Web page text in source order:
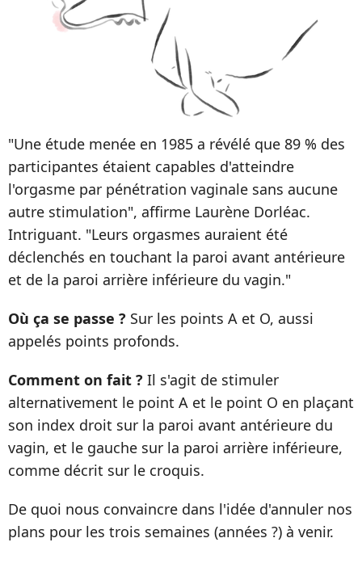
"Une étude menée en 1985 a révélé que 89 % des
participantes étaient capables d'atteindre
l'orgasme par pénétration vaginale sans aucune
autre stimulation", affirme Laurène Dorléac.
Intriguant. "Leurs orgasmes auraient été
déclenchés en touchant la paroi avant antérieure
et de la paroi arrière inférieure du vagin."
Où ça se passe ? Sur les points A et O, aussi
appelés points profonds.
Comment on fait ? Il s'agit de stimuler
alternativement le point A et le point O en plaçant
son index droit sur la paroi avant antérieure du
vagin, et le gauche sur la paroi arrière inférieure,
comme décrit sur le croquis.
De quoi nous convaincre dans l'idée d'annuler nos
plans pour les trois semaines (années ?) à venir.